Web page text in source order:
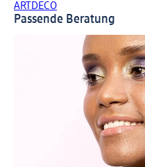
ARTDECO
Passende Beratung